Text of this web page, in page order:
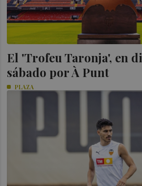
El 'Trofeu Taronja', en
sábado por À Punt
PLAZA